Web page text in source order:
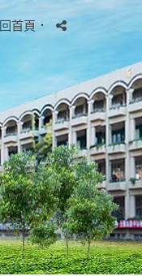
回首頁．